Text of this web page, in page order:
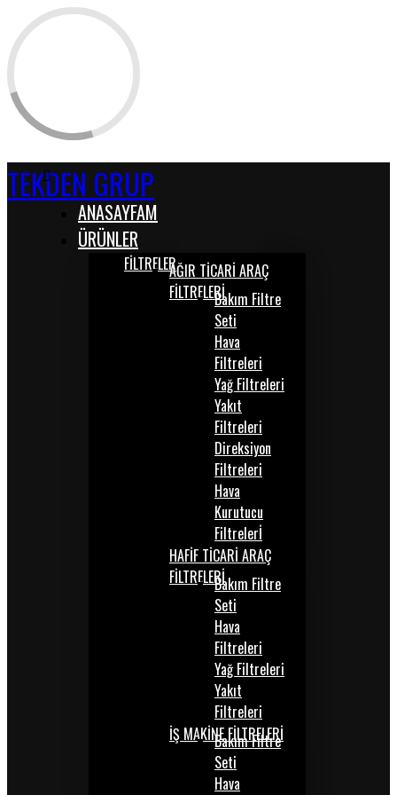
TEKDEN GRUP
ANASAYFAM
ÜRÜNLER
FİLTRELERAĞIR TİCARİ ARAÇ
FİLTRELERİBakım Filtre
Seti
Hava
Filtreleri
Yağ Filtreleri
Yakıt
Filtreleri
Direksiyon
Filtreleri
Hava
Kurutucu
Filtrelerİ
HAFİF TİCARİ ARAÇ
FİLTRELERİBakım Filtre
Seti
Hava
Filtreleri
Yağ Filtreleri
Yakıt
Filtreleri
İŞ MAKİNE FİLTRELERİ
Bakım Filtre
Seti
Hava